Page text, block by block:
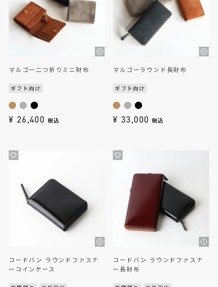
マルゴー二つ折りミニ財布
ギフト向け
¥ 26,400 税込
マルゴーラウンド長財布
ギフト向け
¥ 33,000 税込
コードバン ラウンドファスナ
ーコインケース
コードバン ラウンドファスナ
ー長財布